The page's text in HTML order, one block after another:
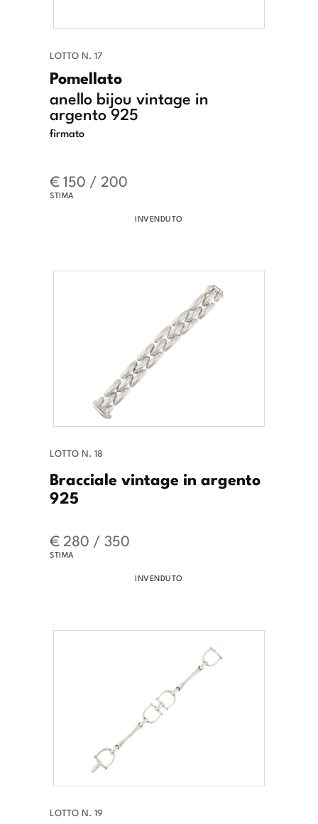
LOTTO N. 17
Pomellato
anello bijou vintage in
argento 925
firmato
€ 150 / 200
STIMA
INVENDUTO
LOTTO N. 18
Bracciale vintage in argento
925
€ 280 / 350
STIMA
INVENDUTO
LOTTO N. 19